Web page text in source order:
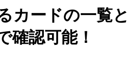
カードの一覧と
確認可能！